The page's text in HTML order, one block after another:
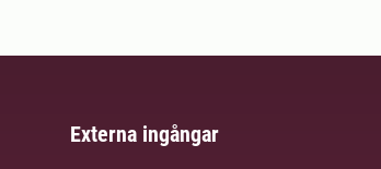
Externa ingångar